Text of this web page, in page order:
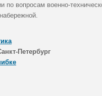
по вопросам военно-
Петербург